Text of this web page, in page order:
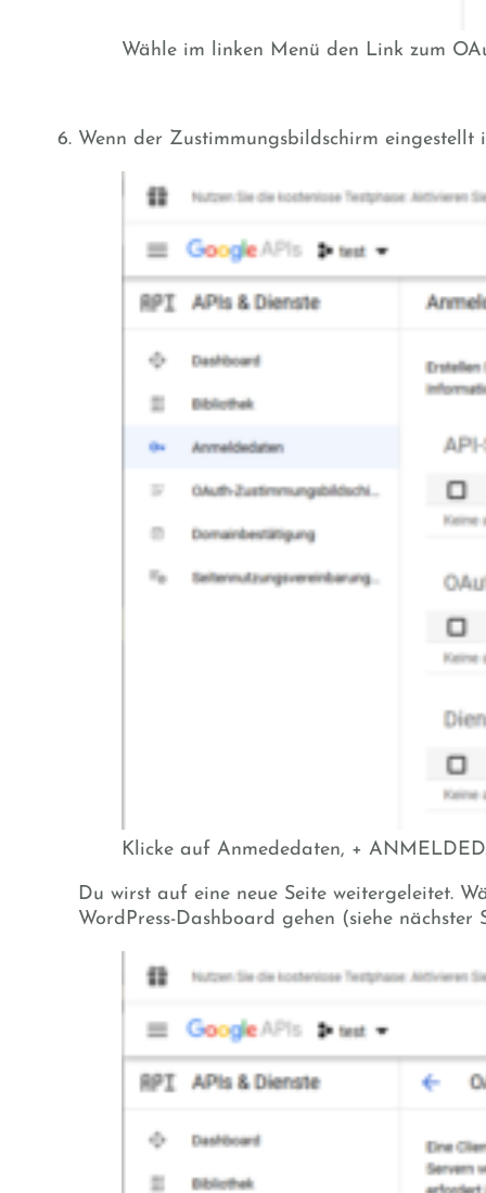
Wähle im linken Menü den Link zum
Wenn der Zustimmungsbildschirm
Klicke auf Anmededaten, +
Du wirst auf eine neue Seite weitergeleitet.
WordPress-Dashboard gehen (siehe nächster